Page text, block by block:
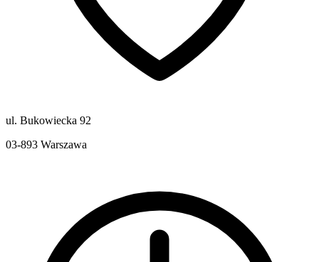
ul. Bukowiecka 92
03-893 Warszawa